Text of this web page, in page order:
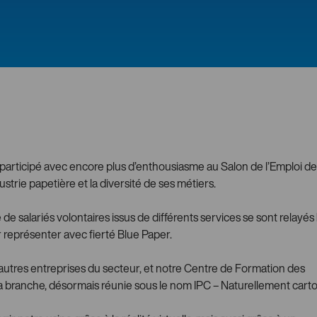
avec encore plus d’enthousiasme au Salon de l’Emploi de
papetière et la diversité de ses métiers.
de salariés volontaires issus de différents services se sont relayés
avec fierté Blue Paper.
entreprises du secteur, et notre Centre de Formation des
branche, désormais réunie sous le nom IPC – Naturellement